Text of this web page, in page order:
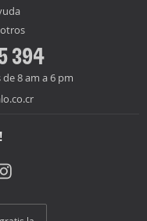
394
8 am a 6 pm